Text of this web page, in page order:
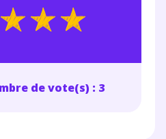
de vote(s) : 3